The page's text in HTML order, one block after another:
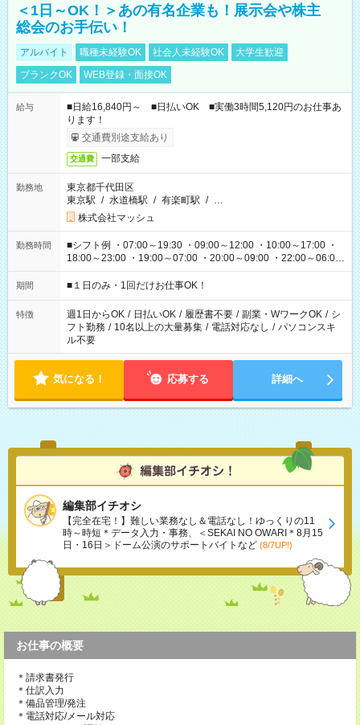
＜1日～OK！＞あの有名企業も！展示会や株主
総会のお手伝い！
アルバイト 職種未経験OK 社会人未経験OK
大学生歓迎
ブランクOK
WEB登録・面接OK
給与
■日給16,840円～ ■日払いOK ■実働3時間5,120円のお仕事あ
ります！
交通費別途支給あり
交通費 一部支給
勤務地
東京都千代田区
東京駅 / 水道橋駅 / 有楽町駅 / …
株式会社マッシュ
勤務時間
■シフト例 ・07:00～19:30 ・09:00～12:00 ・10:00～17:00 ・
18:00～23:00 ・19:00～07:00 ・20:00～09:00 ・22:00～06:00
etc ★最短で3時間で5,120円のお仕事から 15時間で2万円近く稼
げるお仕事も！ ご希望のお時間に合わせてご紹介！ ※シフトは
ください！
期間 ■１日のみ・1回だけお仕事OK！
特徴 週1日からOK / 日払いOK / 履歴書不要 / 副業・WワークOK / シ
フト勤務 / 10名以上の大量募集 / 電話対応なし / パソコンスキ
ル不要
気になる！ 応募する 詳細へ
編集部イチオシ
【完全在宅！】難しい業務なし＆電話なし！ゆっくりの11
時～時短＊データ入力・事務、＜SEKAI NO OWARI＊8月15
日・16日＞ドーム公演のサポートバイトなど (8/7UP!)
お仕事の概要
＊請求書発行
＊仕訳入力
＊備品管理/発注
＊電話対応/メール対応